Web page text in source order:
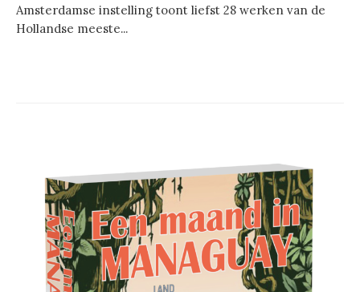
Amsterdamse instelling toont liefst 28 werken van de
Hollandse meeste...